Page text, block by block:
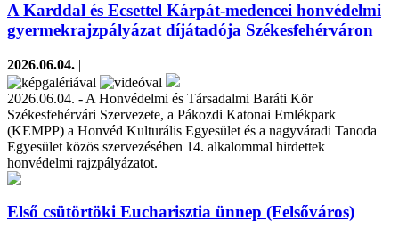
A Karddal és Ecsettel Kárpát-medencei honvédelmi
gyermekrajzpályázat díjátadója Székesfehérváron
2026.06.04. |
2026.06.04. - A Honvédelmi és Társadalmi Baráti Kör
Székesfehérvári Szervezete, a Pákozdi Katonai Emlékpark
(KEMPP) a Honvéd Kulturális Egyesület és a nagyváradi Tanoda
Egyesület közös szervezésében 14. alkalommal hirdettek
honvédelmi rajzpályázatot.
Első csütörtöki Eucharisztia ünnep (Felsőváros)